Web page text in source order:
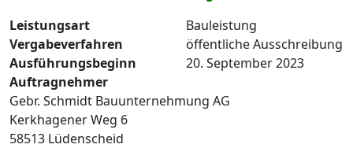
Leistungsart
Bauleistung
Vergabeverfahren
öffentliche Ausschreibung
Ausführungsbeginn
20. September 2023
Auftragnehmer
Gebr. Schmidt Bauunternehmung AG
Kerkhagener Weg 6
58513 Lüdenscheid